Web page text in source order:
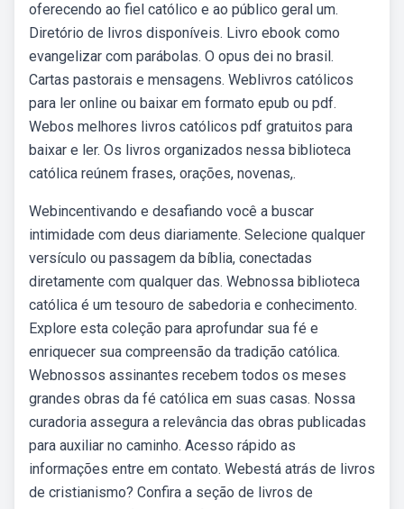
oferecendo ao fiel católico e ao público geral um.
Diretório de livros disponíveis. Livro ebook como
evangelizar com parábolas. O opus dei no brasil.
Cartas pastorais e mensagens. Weblivros católicos
para ler online ou baixar em formato epub ou pdf.
Webos melhores livros católicos pdf gratuitos para
baixar e ler. Os livros organizados nessa biblioteca
católica reúnem frases, orações, novenas,.
Webincentivando e desafiando você a buscar
intimidade com deus diariamente. Selecione qualquer
versículo ou passagem da bíblia, conectadas
diretamente com qualquer das. Webnossa biblioteca
católica é um tesouro de sabedoria e conhecimento.
Explore esta coleção para aprofundar sua fé e
enriquecer sua compreensão da tradição católica.
Webnossos assinantes recebem todos os meses
grandes obras da fé católica em suas casas. Nossa
curadoria assegura a relevância das obras publicadas
para auxiliar no caminho. Acesso rápido as
informações entre em contato. Webestá atrás de livros
de cristianismo? Confira a seção de livros de